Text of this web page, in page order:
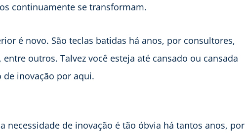
continuamente se transformam.
é novo. São teclas batidas há anos, por consultores,
outros. Talvez você esteja até cansado ou cansada
inovação por aqui.
necessidade de inovação é tão óbvia há tantos anos, por